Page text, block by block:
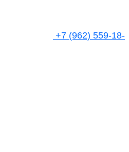
+7 (962) 559-18-